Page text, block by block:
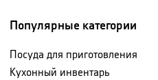
Популярные категории
Посуда для приготовления
Кухонный инвентарь